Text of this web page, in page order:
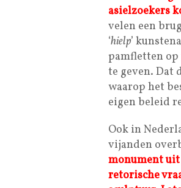
asielzoekers
velen een
‘hielp’
pamfletten op
te geven. Dat
waarop het
eigen beleid
Ook in
vijanden
monument uit
retorische